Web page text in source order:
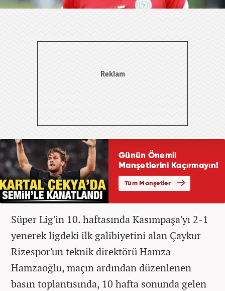
Süper Lig'in 10. haftasında Kasımpaşa'yı 2-1
yenerek ligdeki ilk galibiyetini alan Çaykur
Rizespor'un teknik direktörü Hamza
Hamzaoğlu, maçın ardından düzenlenen
basın toplantısında, 10 hafta sonunda gelen